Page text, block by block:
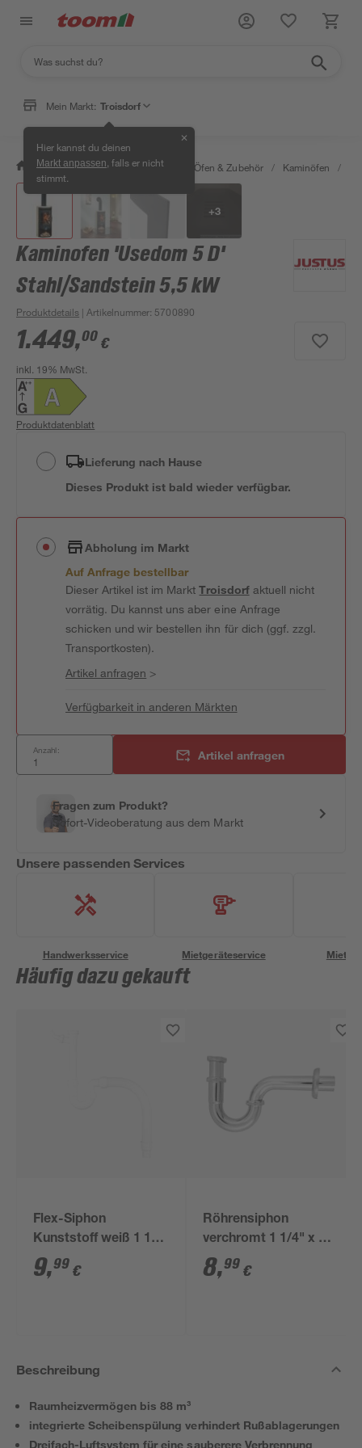
Mein Markt: Troisdorf
Hier kannst du deinen
Markt anpassen , falls er nicht
stimmt.
✕
/ Bauen & Renovieren / Kamine, Öfen & Zubehör / Kaminöfen /
+3
Kaminofen 'Usedom 5 D'
Stahl/Sandstein 5,5 kW
Produktdetails | Artikelnummer: 5700890
1.449,00 €
inkl. 19% MwSt.
Produktdatenblatt
Lieferung nach Hause
Dieses Produkt ist bald wieder verfügbar.
Abholung im Markt
Auf Anfrage bestellbar
Dieser Artikel ist im MarktTroisdorfaktuell nicht
vorrätig. Du kannst uns aber eine Anfrage
schicken und wir bestellen ihn für dich (ggf. zzgl.
Transportkosten).
Artikel anfragen >
Verfügbarkeit in anderen Märkten
Anzahl: Artikel anfragen
Fragen zum Produkt?
Sofort-Videoberatung aus dem Markt
Unsere passenden Services
Handwerksservice Mietgeräteservice
Häufig dazu gekauft
Flex-Siphon
Kunststoff weiß 1 1/2'
x 40/50 mm
9,99 €
Röhrensiphon
verchromt 1 1/4" x 32
mm
8,99 €
Beschreibung
Raumheizvermögen bis 88 m³
integrierte Scheibenspülung verhindert Rußablagerungen
Dreifach-Luftsystem für eine sauberere Verbrennung